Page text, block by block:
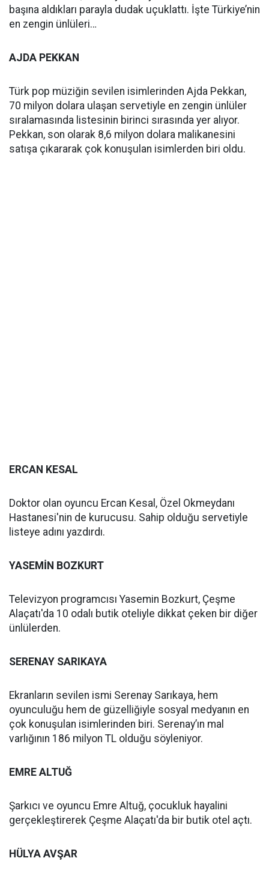
başına aldıkları parayla dudak uçuklattı. İşte Türkiye’nin
en zengin ünlüleri…
AJDA PEKKAN
Türk pop müziğin sevilen isimlerinden Ajda Pekkan,
70 milyon dolara ulaşan servetiyle en zengin ünlüler
sıralamasında listesinin birinci sırasında yer alıyor.
Pekkan, son olarak 8,6 milyon dolara malikanesini
satışa çıkararak çok konuşulan isimlerden biri oldu.
ERCAN KESAL
Doktor olan oyuncu Ercan Kesal, Özel Okmeydanı
Hastanesi'nin de kurucusu. Sahip olduğu servetiyle
listeye adını yazdırdı.
YASEMİN BOZKURT
Televizyon programcısı Yasemin Bozkurt, Çeşme
Alaçatı'da 10 odalı butik oteliyle dikkat çeken bir diğer
ünlülerden.
SERENAY SARIKAYA
Ekranların sevilen ismi Serenay Sarıkaya, hem
oyunculuğu hem de güzelliğiyle sosyal medyanın en
çok konuşulan isimlerinden biri. Serenay’ın mal
varlığının 186 milyon TL olduğu söyleniyor.
EMRE ALTUĞ
Şarkıcı ve oyuncu Emre Altuğ, çocukluk hayalini
gerçekleştirerek Çeşme Alaçatı'da bir butik otel açtı.
HÜLYA AVŞAR